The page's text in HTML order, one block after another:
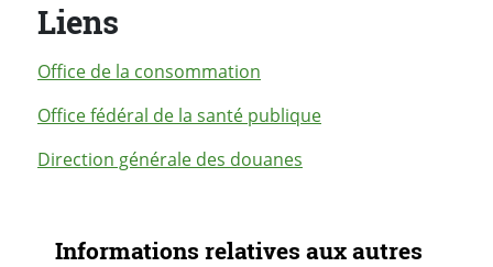
Liens
Office de la consommation
Office fédéral de la santé publique
Direction générale des douanes
Navigation secondaire
Informations relatives aux autres